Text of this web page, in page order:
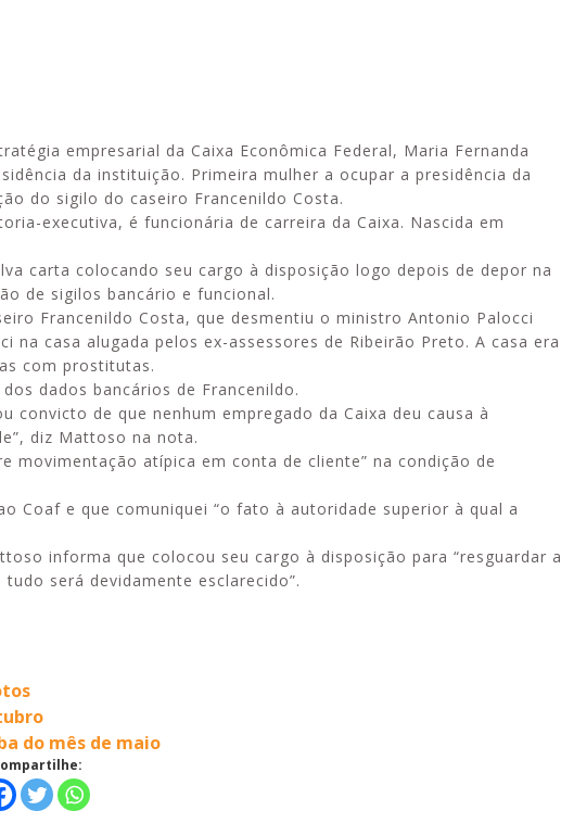
empresarial da Caixa Econômica Federal, Maria Fernanda
da instituição. Primeira mulher a ocupar a presidência da
do sigilo do caseiro Francenildo Costa.
executiva, é funcionária de carreira da Caixa. Nascida em
carta colocando seu cargo à disposição logo depois de depor na
de sigilos bancário e funcional.
Francenildo Costa, que desmentiu o ministro Antonio Palocci
na casa alugada pelos ex-assessores de Ribeirão Preto. A casa era
com prostitutas.
dados bancários de Francenildo.
de que nenhum empregado da Caixa deu causa à
diz Mattoso na nota.
movimentação atípica em conta de cliente” na condição de
Coaf e que comuniquei “o fato à autoridade superior à qual a
informa que colocou seu cargo à disposição para “resguardar a
será devidamente esclarecido”.
do mês de maio
Aproveite a parceria da Apcef
com o Sesi e invista em saúde
e momentos de lazer!
Alerta: golpistas usam
WhatsApp e e-mail para
enviar falsas mensagens
sobre processos judiciais